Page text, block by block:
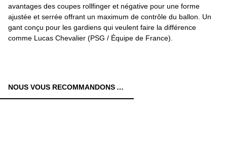
avantages des coupes rollfinger et négative pour une forme
ajustée et serrée offrant un maximum de contrôle du ballon. Un
gant conçu pour les gardiens qui veulent faire la différence
comme Lucas Chevalier (PSG / Équipe de France).
NOUS VOUS RECOMMANDONS AUSSI: